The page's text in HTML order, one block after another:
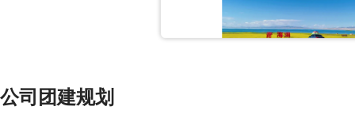
公司团建规划